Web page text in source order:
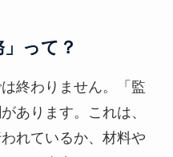
って？
終わりません。「監
あります。これは、
れているか、材料や